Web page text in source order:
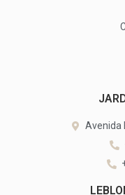
Avenida